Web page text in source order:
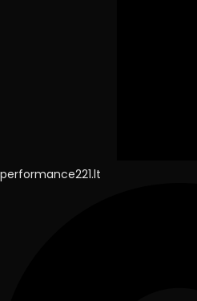
performance221.lt